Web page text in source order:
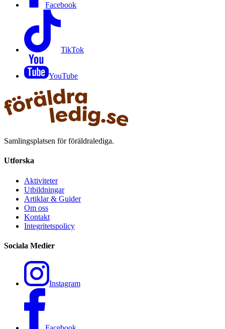
Facebook
TikTok
YouTube
Samlingsplatsen för föräldralediga.
Utforska
Aktiviteter
Utbildningar
Artiklar & Guider
Om oss
Kontakt
Integritetspolicy
Sociala Medier
Instagram